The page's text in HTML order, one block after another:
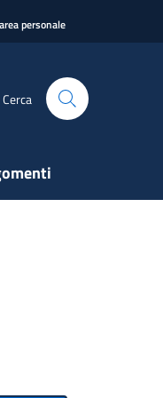
personale
Cerca